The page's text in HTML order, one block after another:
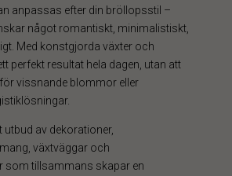
anpassas efter din bröllopsstil –
något romantiskt, minimalistiskt,
Med konstgjorda växter och
perfekt resultat hela dagen, utan att
vissnande blommor eller
utbud av dekorationer,
växtväggar och
som tillsammans skapar en